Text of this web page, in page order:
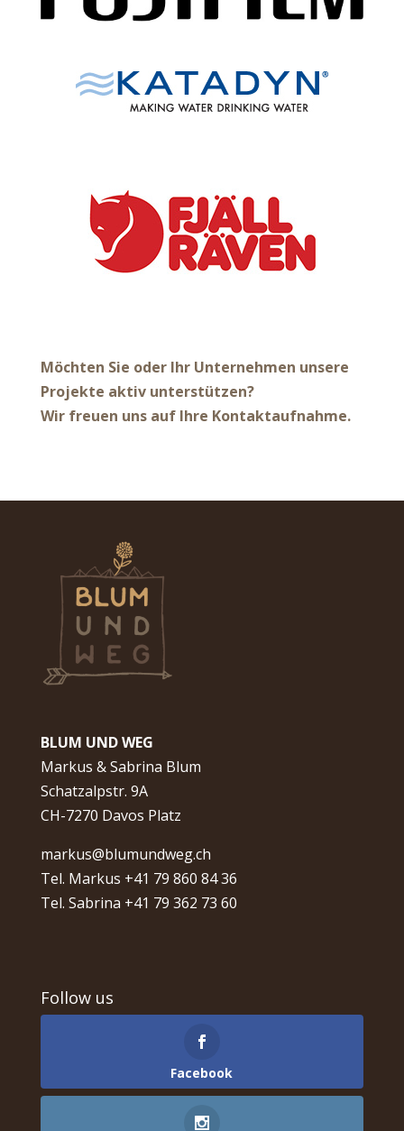
Möchten Sie oder Ihr Unternehmen unsere
Projekte aktiv unterstützen?
Wir freuen uns auf Ihre Kontaktaufnahme.
BLUM UND WEG
Markus & Sabrina Blum
Schatzalpstr. 9A
CH-7270 Davos Platz
markus@blumundweg.ch
Tel. Markus +41 79 860 84 36
Tel. Sabrina +41 79 362 73 60
Follow us
Facebook